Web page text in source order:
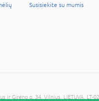
Susisiekite su mumis
ir Girėno g. 34, Vilnius, LIETUVA,